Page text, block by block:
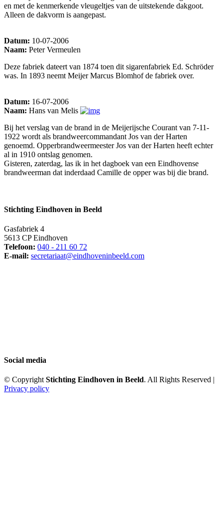
en met de kenmerkende vleugeltjes van de uitstekende dakgoot.
Alleen de dakvorm is aangepast.
Datum: 10-07-2006
Naam: Peter Vermeulen
Deze fabriek dateert van 1874 toen dit sigarenfabriek Ed. Schröder
was. In 1893 neemt Meijer Marcus Blomhof de fabriek over.
Datum: 16-07-2006
Naam: Hans van Melis
Bij het verslag van de brand in de Meijerijsche Courant van 7-11-
1922 wordt als brandweercommandant Jos van der Harten
genoemd. Opperbrandweermeester Jos van der Harten heeft echter
al in 1910 ontslag genomen.
Gisteren, zaterdag, las ik in het dagboek van een Eindhovense
brandweerman dat inderdaad Camille de opper was bij die brand.
Stichting Eindhoven in Beeld
Gasfabriek 4
5613 CP Eindhoven
Telefoon: 040 - 211 60 72
E-mail: secretariaat@eindhoveninbeeld.com
Social media
© CopyrightStichting Eindhoven in Beeld. All Rights Reserved |
Privacy policy